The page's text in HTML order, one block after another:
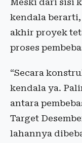
Meski dari sisi
kendala berarti,
akhir proyek
proses
“Secara
kendala ya.
antara
Target
lahannya